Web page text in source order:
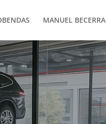
MANUEL BECERRA